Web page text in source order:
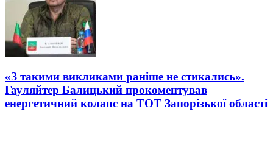
«З такими викликами раніше не стикались».
Гауляйтер Балицький прокоментував
енергетичний колапс на ТОТ Запорізької області